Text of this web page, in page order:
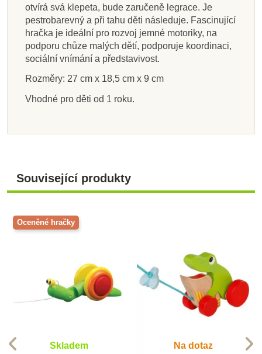
1 415 Kč
Přidat do košíku
388 Kč775 Kč
1 178 Kč
Přidat do košíku
715 Kč
Přidat do košíku
269 Kč
Přidat do košíku
1 415 Kč
Přidat do košíku
715 Kč
Přidat do košíku
820 Kč
Přidat do košíku
otvírá svá klepeta, bude zaručeně legrace. Je
pestrobarevný a při tahu děti následuje. Fascinující
hračka je ideální pro rozvoj jemné motoriky, na
podporu chůze malých dětí, podporuje koordinaci,
sociální vnímání a představivost.
Rozměry: 27 cm x 18,5 cm x 9 cm
Vhodné pro děti od 1 roku.
Související produkty
Oceněné hračky
Skladem Na dotaz